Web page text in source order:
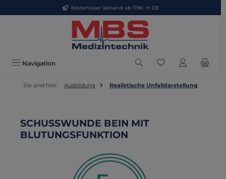
Zum Hauptinhalt springenKostenloser Versand ab 119€ in DE
Navigation Du hast 0
Sie sind hier: Ausbildung Realistische Unfalldarstellung
SCHUSSWUNDE BEIN MIT
BLUTUNGSFUNKTION